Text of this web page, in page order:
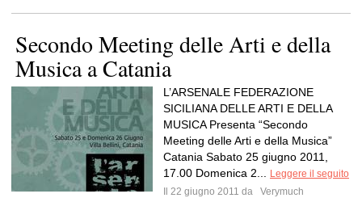
Secondo Meeting delle Arti e della
Musica a Catania
L’ARSENALE FEDERAZIONE
SICILIANA DELLE ARTI E DELLA
MUSICA Presenta “Secondo
Meeting delle Arti e della Musica”
Catania Sabato 25 giugno 2011,
17.00 Domenica 2...
Leggere il seguito
Il 22 giugno 2011 da
Verymuch